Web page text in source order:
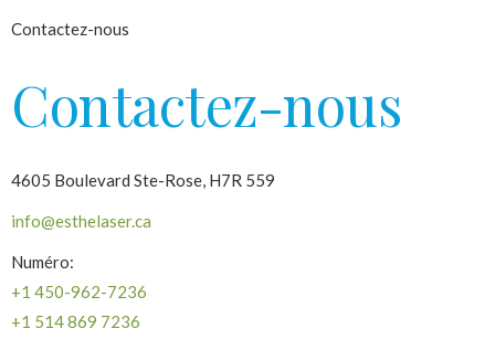
Contactez-nous
Contactez-nous
4605 Boulevard Ste-Rose, H7R 559
info@esthelaser.ca
Numéro:
+1 450-962-7236
+1 514 869 7236